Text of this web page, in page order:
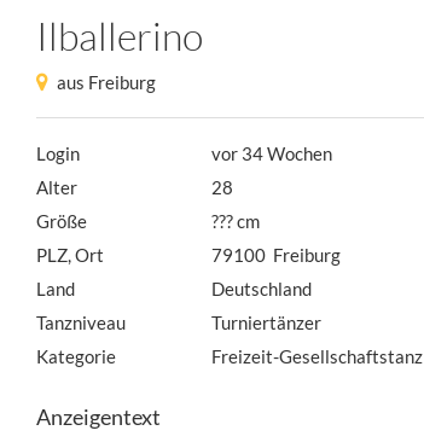
Ilballerino
aus Freiburg
Login
vor 34 Wochen
Alter
28
Größe
??? cm
PLZ, Ort
79100 Freiburg
Land
Deutschland
Tanzniveau
Turniertänzer
Kategorie
Freizeit-
Anzeigentext